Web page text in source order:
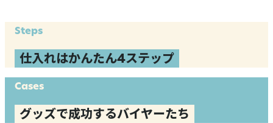
Steps
仕入れはかんたん4ステップ
Cases
グッズで成功するバイヤーたち